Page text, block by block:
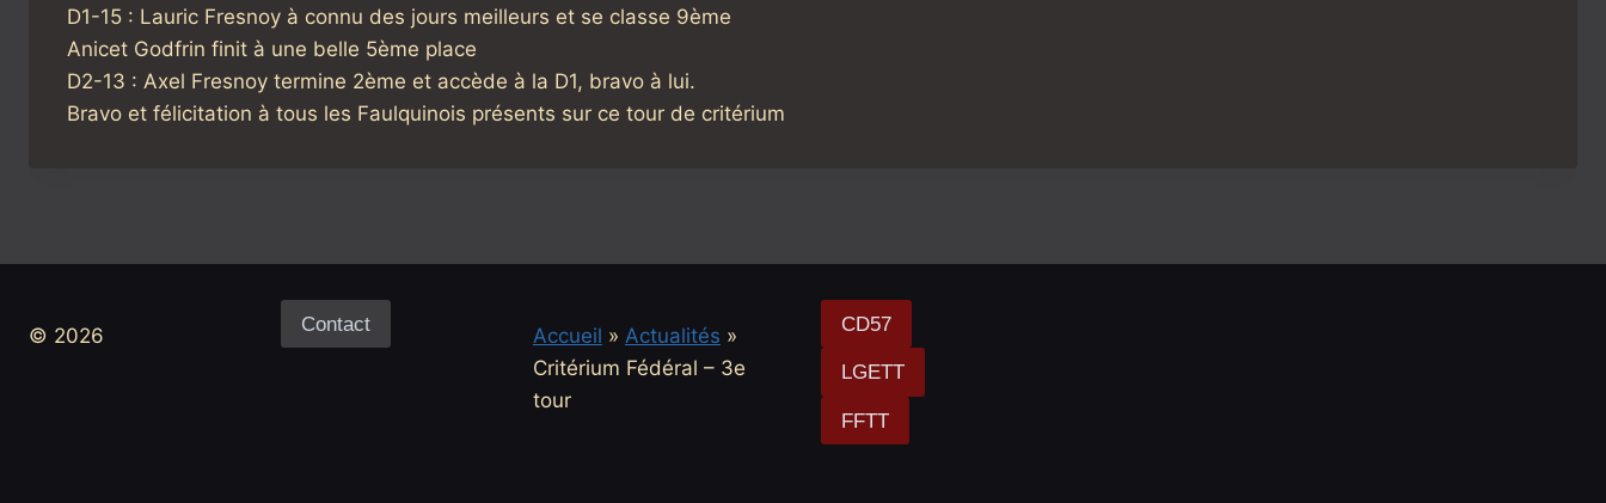
D1-15 : Lauric Fresnoy à connu des jours meilleurs et se classe 9ème
Anicet Godfrin finit à une belle 5ème place
D2-13 : Axel Fresnoy termine 2ème et accède à la D1, bravo à lui.
Bravo et félicitation à tous les Faulquinois présents sur ce tour de critérium
© 2026 Contact Accueil » Actualités »
Critérium Fédéral – 3e
tour
CD57
LGETT
FFTT